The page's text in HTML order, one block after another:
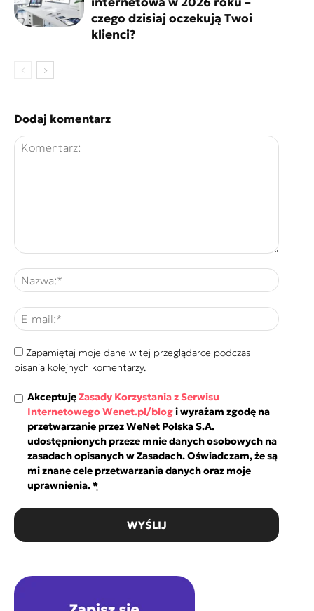
czego dzisiaj oczekują Twoi
klienci?
Dodaj komentarz
Zapamiętaj moje dane w tej przeglądarce podczas
pisania kolejnych komentarzy.
AkceptujęZasady Korzystania z Serwisu
Internetowego Wenet.pl/blogi wyrażam zgodę na
przetwarzanie przez WeNet Polska S.A.
udostępnionych przeze mnie danych osobowych na
zasadach opisanych w Zasadach. Oświadczam, że są
mi znane cele przetwarzania danych oraz moje
uprawnienia.*